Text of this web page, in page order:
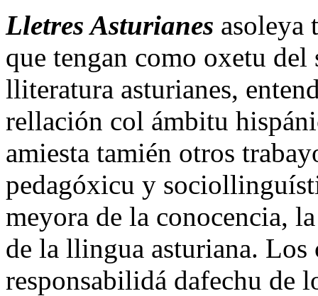
Lletres Asturianes asoleya
que tengan como oxetu
lliteratura asturianes,
rellación col ámbitu
amiesta tamién otros
pedagóxicu y
meyora de la conocencia,
de la llingua asturiana.
responsabilidá dafechu de